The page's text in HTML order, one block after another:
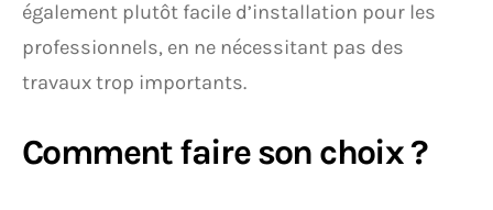
également plutôt facile d’installation pour les
professionnels, en ne nécessitant pas des
travaux trop importants.
Comment faire son choix ?